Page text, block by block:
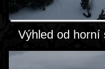
Výhled od horní